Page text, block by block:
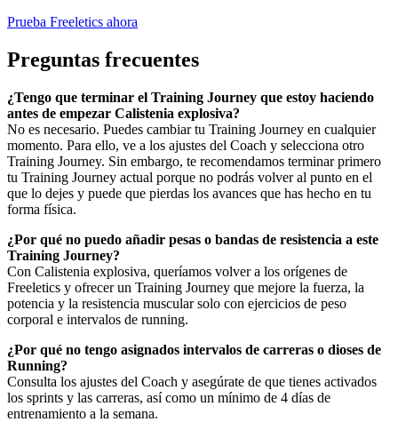
Prueba Freeletics ahora
Preguntas frecuentes
¿Tengo que terminar el Training Journey que estoy haciendo
antes de empezar Calistenia explosiva?
No es necesario. Puedes cambiar tu Training Journey en cualquier
momento. Para ello, ve a los ajustes del Coach y selecciona otro
Training Journey. Sin embargo, te recomendamos terminar primero
tu Training Journey actual porque no podrás volver al punto en el
que lo dejes y puede que pierdas los avances que has hecho en tu
forma física.
¿Por qué no puedo añadir pesas o bandas de resistencia a este
Training Journey?
Con Calistenia explosiva, queríamos volver a los orígenes de
Freeletics y ofrecer un Training Journey que mejore la fuerza, la
potencia y la resistencia muscular solo con ejercicios de peso
corporal e intervalos de running.
¿Por qué no tengo asignados intervalos de carreras o dioses de
Running?
Consulta los ajustes del Coach y asegúrate de que tienes activados
los sprints y las carreras, así como un mínimo de 4 días de
entrenamiento a la semana.